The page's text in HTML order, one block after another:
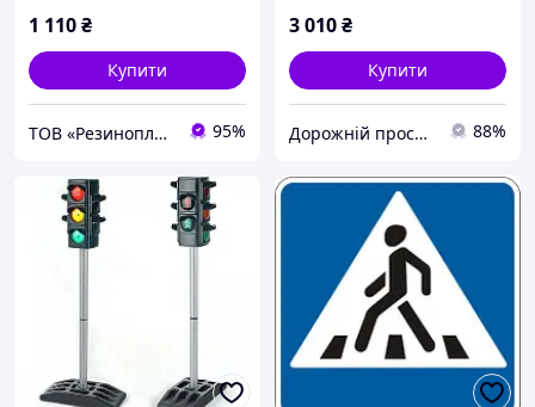
1 110₴
Купити
ТОВ «Резинопласт». Завод ГТВ. Гумотехнічні вироби, металообробка 95%
3 010₴
Купити
Дорожній просвіт 88%